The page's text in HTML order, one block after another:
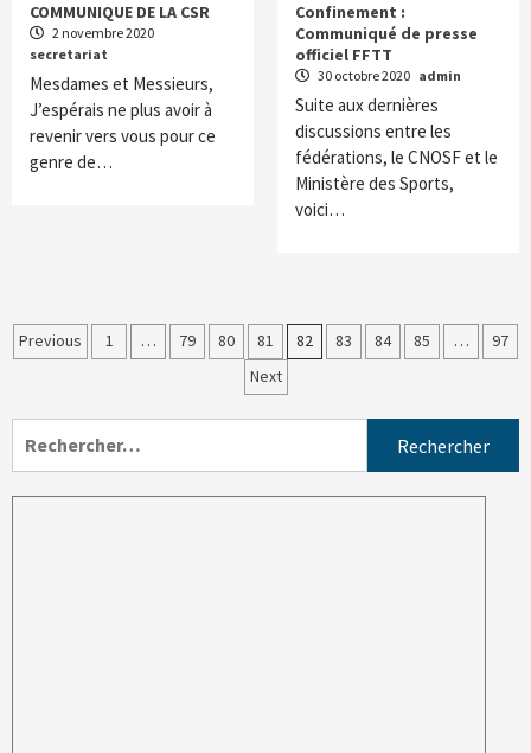
COMMUNIQUE DE LA CSR
2 novembre 2020
secretariat
Mesdames et Messieurs,
J’espérais ne plus avoir à
revenir vers vous pour ce
genre de…
Confinement :
Communiqué de presse
officiel FFTT
30 octobre 2020 admin
Suite aux dernières
discussions entre les
fédérations, le CNOSF et le
Ministère des Sports,
voici…
Previous 1 … 79 80 81 82 83 84 85 …
97
Next